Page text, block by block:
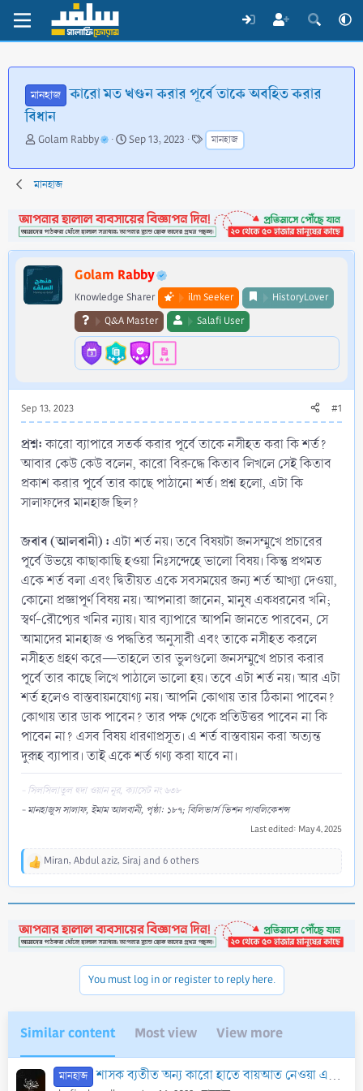
মানহাজ কারো মত খণ্ডন করার পূর্বে তাকে অবহিত করার
বিধান
T
r
e
d
s
t
e
Golam Rabby
S
a
d
a
Sep 13, 2023
T
a
g
মানহাজ
মানহাজ
Golam Rabby
Knowledge Sharer ilm Seeker
HistoryLover
Q&A Master
Salafi User
Sep 13, 2023 #1
প্রশ্ন:কারো ব্যাপারে সতর্ক করার পূর্বে তাকে নসীহত করা কি শর্ত?
আবার কেউ কেউ বলেন, কারো বিরুদ্ধে কিতাব লিখলে সেই কিতাব
প্রকাশ করার পূর্বে তার কাছে পাঠানো শর্ত। প্রশ্ন হলো, এটা কি
সালাফদের মানহাজ ছিল?
জবাব (আলবানী) : এটা শর্ত নয়। তবে বিষয়টা জনসম্মুখে প্রচারের
পূর্বে উভয়ে কাছাকাছি হওয়া নিঃসন্দেহে ভালো বিষয়। কিন্তু প্রথমত
একে শর্ত বলা এবং দ্বিতীয়ত একে সবসময়ের জন্য শর্ত আখ্যা দেওয়া,
কোনো প্রজ্ঞাপূর্ণ বিষয় নয়। আপনারা জানেন, মানুষ একধরনের খনি;
স্বর্ণ-রৌপ্যের খনির ন্যায়। যার ব্যাপারে আপনি জানতে পারবেন, সে
আমাদের মানহাজ ও পদ্ধতির অনুসারী এবং তাকে নসীহত করলে
নসীহত গ্রহণ করে—তাহলে তার ভুলগুলো জনসম্মুখে প্রচার করার
পূর্বে তার কাছে লিখে পাঠালে ভালো হয়। তবে এটা শর্ত নয়। আর এটা
শর্ত হলেও বাস্তবায়নযোগ্য নয়। আপনি কোথায় তার ঠিকানা পাবেন?
কোথায় তার ডাক পাবেন? তার পক্ষ থেকে প্রতিউত্তর পাবেন না কি
পাবেন না? এসব বিষয় ধারণাপ্রসূত। এ শর্ত বাস্তবায়ন করা অত্যন্ত
দুরূহ ব্যাপার। তাই একে শর্ত গণ্য করা যাবে না।
- সিলসিলাতুল হুদা ওয়ান নূর, ক্যাসেট নং ৬৩৮
- মানহাজুস সালাফ, ইমাম আলবানী, পৃষ্ঠা: ১৮৭; বিলিভার্স ভিশন পাবলিকেশন্স
Last edited: May 4, 2025
R
t
i
Miran, Abdul aziz, Siraj and 6 others
You must log in or register to reply here.
Similar content Most view View more
মানহাজ শাসক ব্যতীত অন্য কারো হাতে বায়আত নেওয়া এবং সাংগঠনিক বায়আতের হুকুম